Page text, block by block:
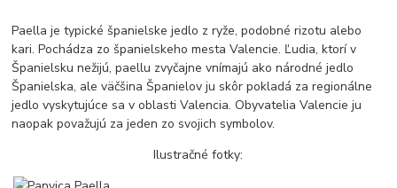
Paella je typické španielske jedlo z ryže, podobné rizotu alebo
kari. Pochádza zo španielskeho mesta Valencie. Ľudia, ktorí v
Španielsku nežijú, paellu zvyčajne vnímajú ako národné jedlo
Španielska, ale väčšina Španielov ju skôr pokladá za regionálne
jedlo vyskytujúce sa v oblasti Valencia. Obyvatelia Valencie ju
naopak považujú za jeden zo svojich symbolov.
Ilustračné fotky: